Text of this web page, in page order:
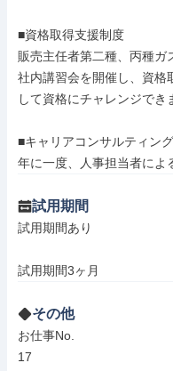
■資格取得支援制度
販売主任者第二種、丙種ガ
社内講習会を開催し、資格
して資格にチャレンジでき
■キャリアコンサルティン
年に一度、人事担当者によ
試用期間
試用期間あり
試用期間3ヶ月
その他
お仕事No.
17